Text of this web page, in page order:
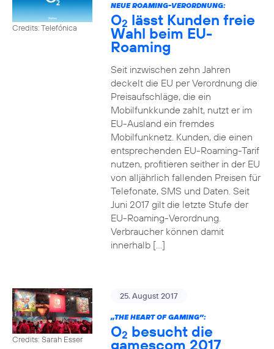
Credits: Telefónica
NEUE ROAMING-VERORDNUNG:
O2 lässt Kunden freie
Wahl beim EU-
Roaming
Seit inzwischen zehn Jahren
deckelt die EU per Verordnung die
Preisaufschläge, die ein
Mobilfunkkunde zahlt, nutzt er im
EU-Ausland ein fremdes
Mobilfunknetz. Kunden, die einen
entsprechenden EU-Roaming-Tarif
nutzen, profitieren seither in der EU
von alljährlich fallenden Preisen für
Telefonate, SMS und Daten. Seit
Juni 2017 gilt die letzte Stufe der
EU-Roaming-Verordnung.
Verbraucher können damit
innerhalb […]
Credits: Sarah Esser
25. August 2017
„THE HEART OF GAMING”:
O2 besucht die
gamescom 2017